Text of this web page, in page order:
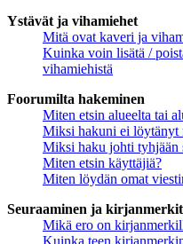
Ystävät ja vihamiehet
Mitä ovat kaveri ja
Kuinka voin lisätä /
vihamiehistä
Foorumilta hakeminen
Miten etsin alueelta tai
Miksi hakuni ei löytänyt
Miksi haku johti tyhjään
Miten etsin käyttäjiä?
Miten löydän omat
Seuraaminen ja kirjanmerkit
Mikä ero on